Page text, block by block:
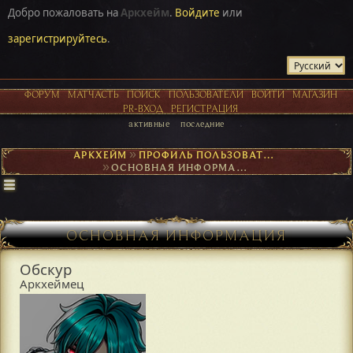
Добро пожаловать наАркхейм. Войдите или
зарегистрируйтесь.
ФОРУМ МАТЧАСТЬ ПОИСК ПОЛЬЗОВАТЕЛИ ВОЙТИ
МАГАЗИН
PR-ВХОД
РЕГИСТРАЦИЯ
активные последние
АРКХЕЙМ► ПРОФИЛЬ ПОЛЬЗОВАТЕЛЯ ОБСКУР
► ОСНОВНАЯ ИНФОРМАЦИЯ
ОСНОВНАЯ ИНФОРМАЦИЯ
Обскур
Аркхеймец